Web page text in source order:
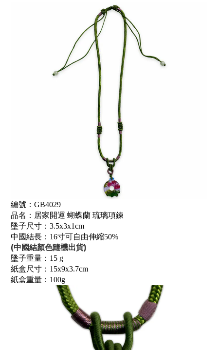
編號：GB4029
品名：居家開運 蝴蝶蘭 琉璃項鍊
墬子尺寸：3.5x3x1cm
中國結長：16寸可自由伸縮50%
(中國結顏色隨機出貨)
墬子重量：15 g
紙盒尺寸：15x9x3.7cm
紙盒重量：100g